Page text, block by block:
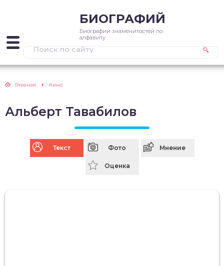
БИОГРАФИЙ
Биографии знаменитостей по
алфавиту
Главная Кино
Альберт Тавабилов
Текст Фото Мнение
Оценка